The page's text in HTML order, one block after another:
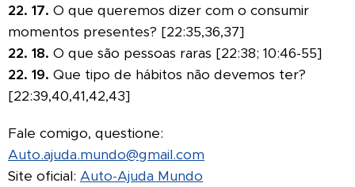
22. 17. O que queremos dizer com o consumir
momentos presentes? [22:35,36,37]
22. 18. O que são pessoas raras [22:38; 10:46-55]
22. 19. Que tipo de hábitos não devemos ter?
[22:39,40,41,42,43]
Fale comigo, questione:
Auto.ajuda.mundo@gmail.com
Site oficial: Auto-Ajuda Mundo